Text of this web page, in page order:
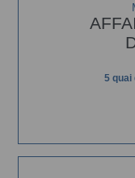
5 quai